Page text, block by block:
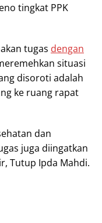
tingkat PPK
tugas dengan
situasi
disoroti adalah
ke ruang rapat
dan
juga diingatkan
Tutup Ipda Mahdi.